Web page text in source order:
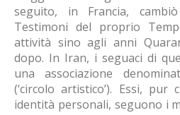
seguito, in Francia,
Testimoni del proprio
attività sino agli anni
dopo. In Iran, i seguaci di
una associazione
(‘circolo artistico’). Essi,
identità personali, seguono i